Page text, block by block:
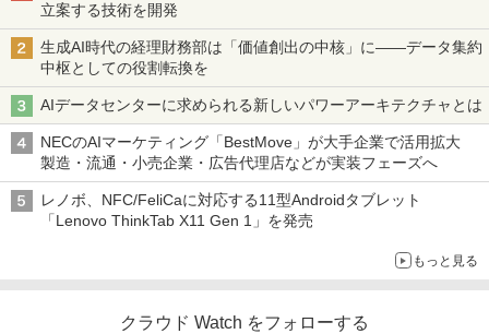
立案する技術を開発
生成AI時代の経理財務部は「価値創出の中核」に――データ集約
中枢としての役割転換を
AIデータセンターに求められる新しいパワーアーキテクチャとは
NECのAIマーケティング「BestMove」が大手企業で活用拡大
製造・流通・小売企業・広告代理店などが実装フェーズへ
レノボ、NFC/FeliCaに対応する11型Androidタブレット
「Lenovo ThinkTab X11 Gen 1」を発売
もっと見る
クラウド Watch をフォローする